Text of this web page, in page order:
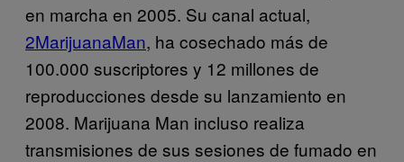
en marcha en 2005. Su canal actual,
2MarijuanaMan, ha cosechado más de
100.000 suscriptores y 12 millones de
reproducciones desde su lanzamiento en
2008. Marijuana Man incluso realiza
transmisiones de sus sesiones de fumado en